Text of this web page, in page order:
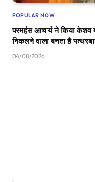
POPULAR NOW
परमहंस आचार्य ने किया केशव
निकलने वाला बनता है
04/08/2026